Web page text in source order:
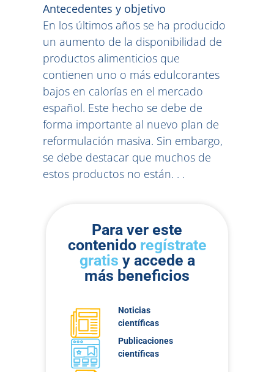
Antecedentes y objetivo
En los últimos años se ha producido
un aumento de la disponibilidad de
productos alimenticios que
contienen uno o más edulcorantes
bajos en calorías en el mercado
español. Este hecho se debe de
forma importante al nuevo plan de
reformulación masiva. Sin embargo,
se debe destacar que muchos de
estos productos no están. . .
Para ver este
contenido regístrate
gratis y accede a
más beneficios
Noticias
científicas
Publicaciones
científicas